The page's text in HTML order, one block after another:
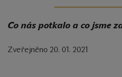
Co nás potkalo a co jsme
Zveřejněno 20. 01. 2021